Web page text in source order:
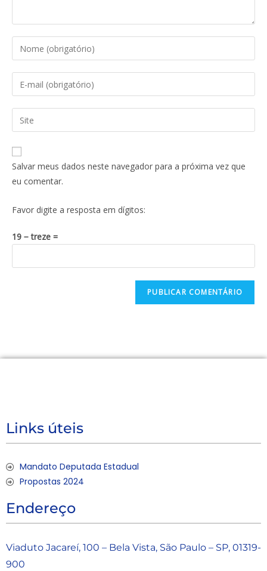
Salvar meus dados neste navegador para a próxima vez que
eu comentar.
Favor digite a resposta em dígitos:
19 − treze =
Links úteis
Mandato Deputada Estadual
Propostas 2024
Endereço
Viaduto Jacareí, 100 – Bela Vista, São Paulo – SP, 01319-
900